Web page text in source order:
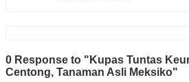
0 Response to "Kupas Tuntas
Centong, Tanaman Asli Meksiko"